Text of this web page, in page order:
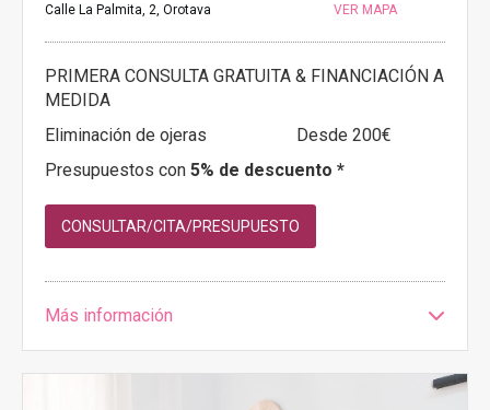
Calle La Palmita, 2, Orotava VER MAPA
PRIMERA CONSULTA GRATUITA & FINANCIACIÓN A
MEDIDA
Eliminación de ojeras
Desde 200€
Presupuestos con 5% de descuento *
CONSULTAR/CITA/PRESUPUESTO
Más información